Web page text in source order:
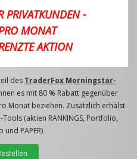
PRIVATKUNDEN -
MONAT
AKTION
des TraderFox Morningstar-
es mit 80 % Rabatt gegenüber
Monat beziehen. Zusätzlich erhälst
(aktien RANKINGS, Portfolio,
und PAPER)